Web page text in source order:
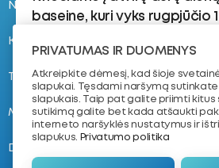
Naujienos
Kontaktai
Tvarkaraštis Apie
Mokymas plaukti NVŠ
D.U.K.
PRIVATUMAS IR DUOMENYS
Atkreipkite dėmesį, kad šioje
slapukai. Tęsdami naršymą sutinkate
slapukais. Taip pat galite priimti kitus
sutikimą galite bet kada atšaukti
interneto naršyklės nustatymus ir
slapukus.
Privatumo politika
baseine, kuri vyks rugpjūčio
Rugpjūčio 12 d.:
17:30–18:15 | 8–16 metų
Vaikams, kurie jau yra
vandeniu ir turi plaukimo
18:30–19:15 | 7–11 metų